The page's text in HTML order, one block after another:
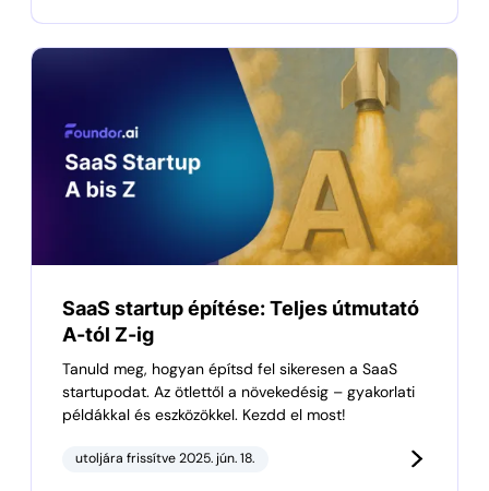
SaaS startup építése: Teljes útmutató
A-tól Z-ig
Tanuld meg, hogyan építsd fel sikeresen a SaaS
startupodat. Az ötlettől a növekedésig – gyakorlati
példákkal és eszközökkel. Kezdd el most!
utoljára frissítve 2025. jún. 18.